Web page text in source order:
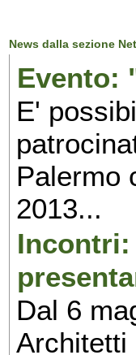
News dalla sezione
Evento:
E'
Palermo
2013...
Dal 6
Architetti